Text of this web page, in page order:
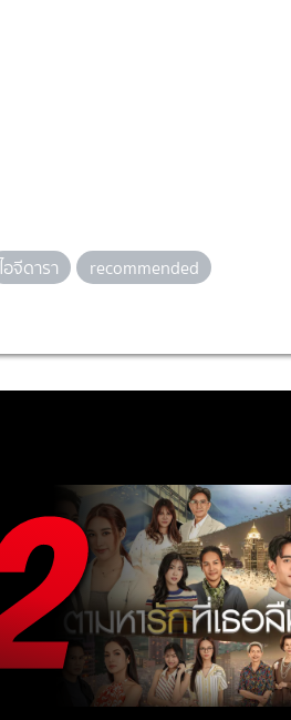
ไอจีดารา recommended